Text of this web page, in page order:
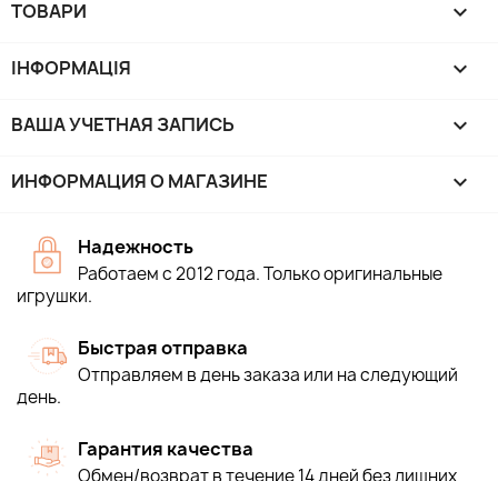
ТОВАРИ 
ІНФОРМАЦІЯ 
ВАША УЧЕТНАЯ ЗАПИСЬ 
ИНФОРМАЦИЯ О МАГАЗИНЕ keyboard_arrow_down
Надежность
Работаем с 2012 года. Только оригинальные
игрушки.
Быстрая отправка
Отправляем в день заказа или на следующий
день.
Гарантия качества
Обмен/возврат в течение 14 дней без лишних